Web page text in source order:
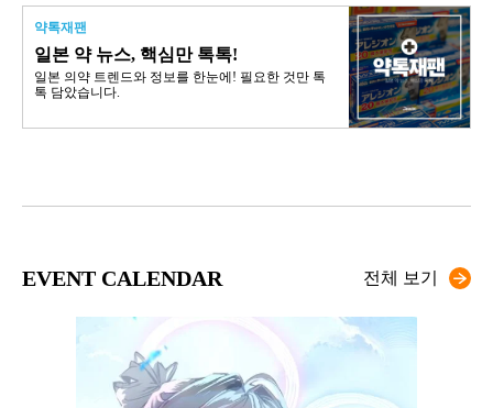
약톡재팬
일본 약 뉴스, 핵심만 톡톡!
일본 의약 트렌드와 정보를 한눈에! 필요한 것만 톡
톡 담았습니다.
EVENT CALENDAR 전체 보기